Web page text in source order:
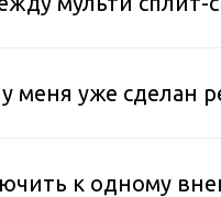
меня уже сделан
к одному